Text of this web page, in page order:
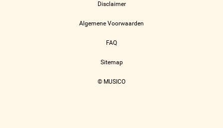
Disclaimer
Algemene Voorwaarden
FAQ
Sitemap
© MUSICO